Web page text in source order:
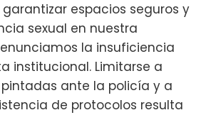
espacios seguros y
sexual en nuestra
la insuficiencia
institucional. Limitarse a
ante la policía y a
de protocolos resulta